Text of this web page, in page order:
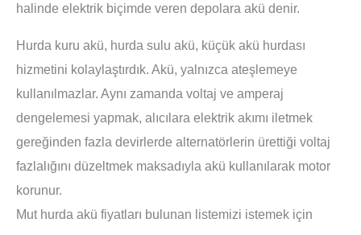
halinde elektrik biçimde veren depolara akü denir.
Hurda kuru akü, hurda sulu akü, küçük akü hurdası
hizmetini kolaylaştırdık. Akü, yalnızca ateşlemeye
kullanılmazlar. Aynı zamanda voltaj ve amperaj
dengelemesi yapmak, alıcılara elektrik akımı iletmek
gereğinden fazla devirlerde alternatörlerin ürettiği voltaj
fazlalığını düzeltmek maksadıyla akü kullanılarak motor
korunur.
Mut hurda akü fiyatları bulunan listemizi istemek için